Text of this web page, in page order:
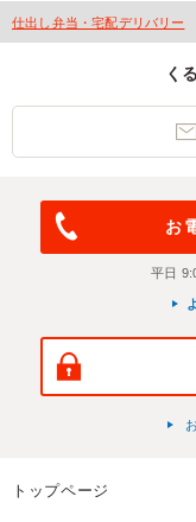
仕出し弁当・宅配デリバリー
く
お
平日
トップページ